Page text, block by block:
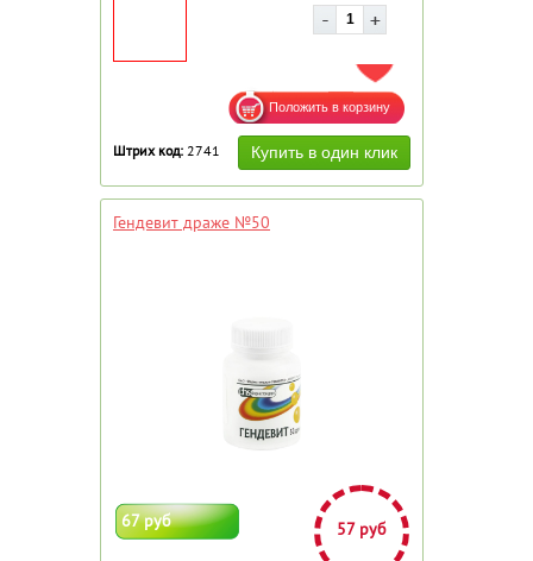
ДОБАВИТЬ В ИЗБРАННОЕ
Штрих код: 2741
Гендевит драже №50
67 руб 57 руб